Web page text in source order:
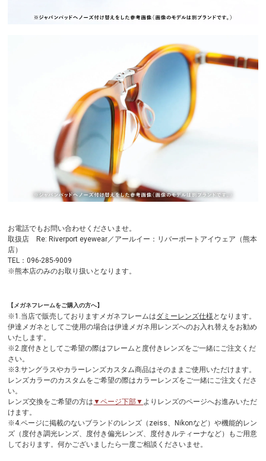
お電話でもお問い合わせくださいませ。
取扱店 Re: Riverport eyewear／アールイー：リバーポートアイウェア（熊本
店）
TEL：096-285-9009
※熊本店のみのお取り扱いとなります。
【メガネフレームをご購入の方へ】
※1.当店で販売しておりますメガネフレームはダミーレンズ仕様 となります。
伊達メガネとしてご使用の場合は伊達メガネ用レンズへのお入れ替えをお勧め
いたします。
※2.度付きとしてご希望の際はフレームと度付きレンズをご一緒にご注文くだ
さい。
※3.サングラスやカラーレンズカスタム商品はそのままご使用いただけます。
レンズカラーのカスタムをご希望の際はカラーレンズをご一緒にご注文くださ
い。
レンズ交換をご希望の方は ▼ページ下部▼ よりレンズのページへお進みいただ
けます。
※4.ページに掲載のないブランドのレンズ（zeiss、Nikonなど）や機能的レン
ズ（度付き調光レンズ、度付き偏光レンズ、度付きルティーナなど）もご用意
しております。何かございましたら一度ご相談くださいませ。